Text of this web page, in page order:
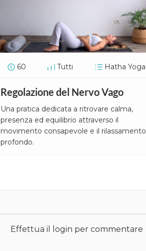
60 Tutti Hatha Yoga
Regolazione del Nervo Vago
Una pratica dedicata a ritrovare calma,
presenza ed equilibrio attraverso il
movimento consapevole e il rilassamento
profondo.
Effettua il login per commentare